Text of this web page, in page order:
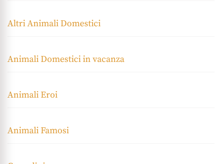
Altri Animali Domestici
Animali Domestici in vacanza
Animali Eroi
Animali Famosi